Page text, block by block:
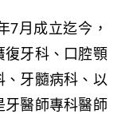
月成立迄今，
復牙科、口腔顎
、牙髓病科、以
牙醫師專科醫師